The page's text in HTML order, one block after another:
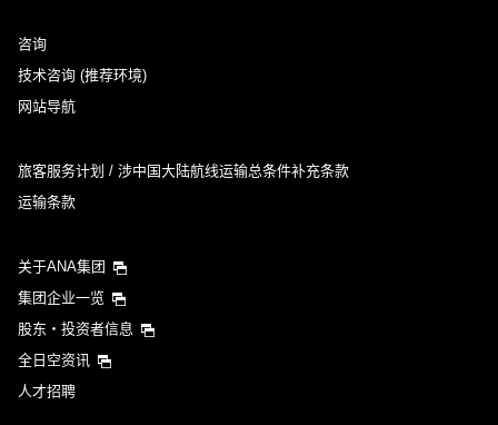
咨询
技术咨询 (推荐环境)
网站导航
旅客服务计划 / 涉中国大陆航线运输总条件补充条款
运输条款
关于ANA集团
集团企业一览
股东・投资者信息
全日空资讯
人才招聘